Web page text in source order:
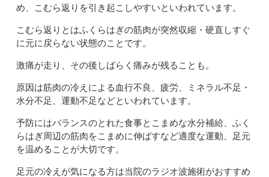
め、こむら返りを引き起こしやすいといわれています。
こむら返りとはふくらはぎの筋肉が突然収縮・硬直しすぐ
に元に戻らない状態のことです。
激痛が走り、その後しばらく痛みが残ることも。
原因は筋肉の冷えによる血行不良、疲労、ミネラル不足・
水分不足、運動不足などといわれています。
予防にはバランスのとれた食事とこまめな水分補給、ふく
らはぎ周辺の筋肉をこまめに伸ばすなど適度な運動、足元
を温めることが大切です。
足元の冷えが気になる方は当院のラジオ波施術がおすすめ